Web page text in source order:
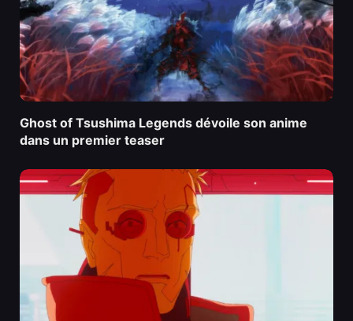
Ghost of Tsushima Legends dévoile son anime
dans un premier teaser